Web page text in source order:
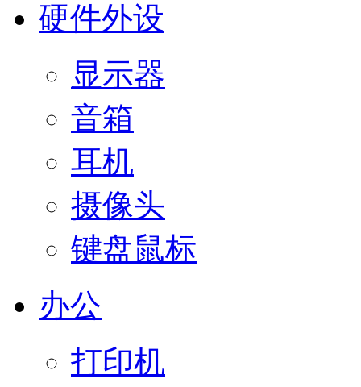
硬件外设
显示器
音箱
耳机
摄像头
键盘鼠标
办公
打印机